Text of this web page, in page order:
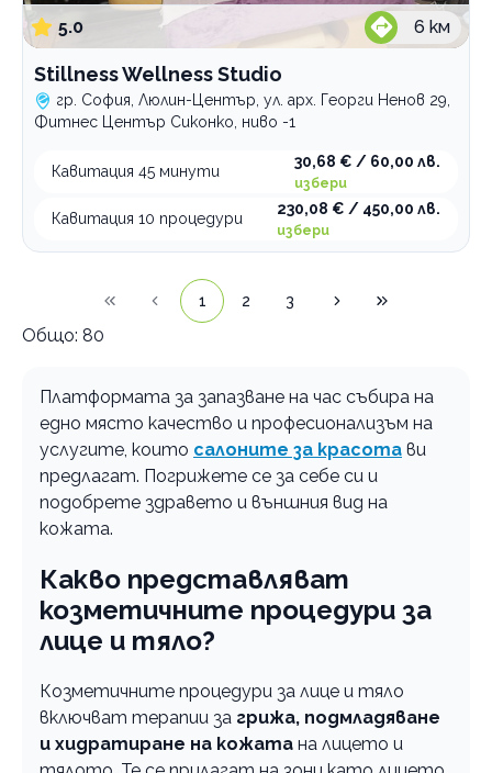
5.0 6 км
Stillness Wellness Studio
гр. София, Люлин-Център, ул. арх. Георги Ненов 29,
Фитнес Център Сиконко, ниво -1
Кавитация 45 минути
30,68 € / 60,00 лв.
избери
Кавитация 10 процедури
230,08 € / 450,00 лв.
избери
1 2 3
Общо: 80
Платформата за запазване на час събира на
едно място качество и професионализъм на
услугите, които салоните за красота ви
предлагат. Погрижете се за себе си и
подобрете здравето и външния вид на
кожата.
Какво представляват
козметичните процедури за
лице и тяло?
Козметичните процедури за лице и тяло
включват терапии за грижа, подмладяване
и хидратиране на кожата на лицето и